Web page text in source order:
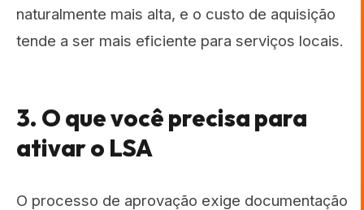
naturalmente mais alta, e o custo de aquisição
tende a ser mais eficiente para serviços locais.
3. O que você precisa para
ativar o LSA
O processo de aprovação exige documentação